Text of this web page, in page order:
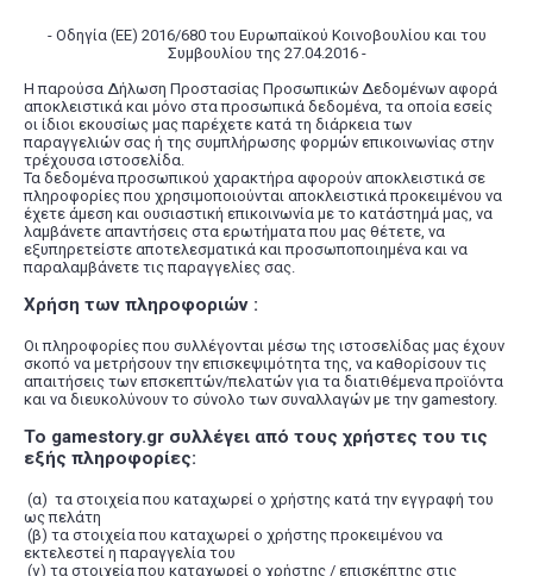
- Οδηγία (ΕΕ) 2016/680 του Ευρωπαϊκού Κοινοβουλίου και του
Συμβουλίου της 27.04.2016 -
Η παρούσα Δήλωση Προστασίας Προσωπικών Δεδομένων αφορά
αποκλειστικά και μόνο στα προσωπικά δεδομένα, τα οποία εσείς
οι ίδιοι εκουσίως μας παρέχετε κατά τη διάρκεια των
παραγγελιών σας ή της συμπλήρωσης φορμών επικοινωνίας στην
τρέχουσα ιστοσελίδα.
Τα δεδομένα προσωπικού χαρακτήρα αφορούν αποκλειστικά σε
πληροφορίες που χρησιμοποιούνται αποκλειστικά προκειμένου να
έχετε άμεση και ουσιαστική επικοινωνία με το κατάστημά μας, να
λαμβάνετε απαντήσεις στα ερωτήματα που μας θέτετε, να
εξυπηρετείστε αποτελεσματικά και προσωποποιημένα και να
παραλαμβάνετε τις παραγγελίες σας.
Χρήση των πληροφοριών :
Οι πληροφορίες που συλλέγονται μέσω της ιστοσελίδας μας έχουν
σκοπό να μετρήσουν την επισκεψιμότητα της, να καθορίσουν τις
απαιτήσεις των επσκεπτών/πελατών για τα διατιθέμενα προϊόντα
και να διευκολύνουν το σύνολο των συναλλαγών με την gamestory.
Το gamestory.gr συλλέγει από τους χρήστες του τις
εξής πληροφορίες:
(α) τα στοιχεία που καταχωρεί ο χρήστης κατά την εγγραφή του
ως πελάτη
(β) τα στοιχεία που καταχωρεί ο χρήστης προκειμένου να
εκτελεστεί η παραγγελία του
(γ) τα στοιχεία που καταχωρεί ο χρήστης / επισκέπτης στις